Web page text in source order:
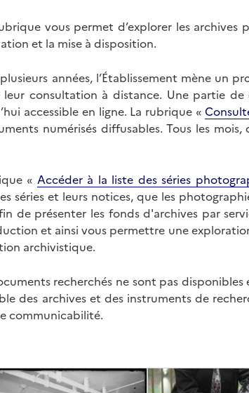
vous permet d’explorer les archives
et la mise à disposition.
années, l’Établissement mène un
leur consultation à distance. Une partie
accessible en ligne. La rubrique «
numérisés diffusables. Tous les
« Accéder à la liste des séries
séries et leurs notices, que les
de présenter les fonds d'archives par
et ainsi vous permettre une
archivistique.
recherchés ne sont pas
des archives et des instruments de
communicabilité.